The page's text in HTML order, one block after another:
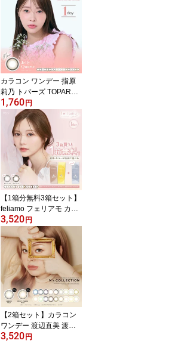
1日使い捨て カラーコン
タクト UVカット 高含水
度あり 度なし
カラコン ワンデー 指原
莉乃 トパーズ TOPARDS
1DAY 10枚入り 14.2mm
14.5mm 1日使い捨て さ
っしー ワンデーカラコン
カラーコンタクト カラー
コンタクトレンズ 度あり
度なし 新色 UVカット ナ
チュラル 大人 フチあり
1,760円
【1箱分無料3箱セット】
feliamo フェリアモ カラ
コン ワンデー 白石麻衣
イメージモデル ナチュラ
ル カラーコンタクト 14.
2mm 14.5mm 度あり 1d
ay 10枚 1日使い捨て カ
ラーコンタクトレンズ フ
チなし 高度数 小さめ -1
0.00 -9.00 -9.50 -8.50
3,520円
【2箱セット】カラコン
ワンデー 渡辺直美 渡辺
直美プロデュース N's Co
3,520円